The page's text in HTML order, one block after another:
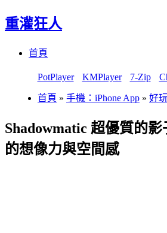
重灌狂人
首頁
PotPlayer KMPlayer 7-Zip
首頁 » 手機：iPhone App » 好
Shadowmatic 超優質的
的想像力與空間感